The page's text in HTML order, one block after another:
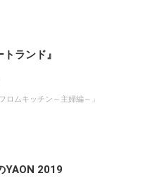
ランド』
ロムキッチン～主婦編～」
YAON 2019